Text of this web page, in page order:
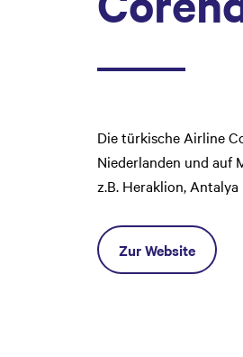
Die türkische Airline
Niederlanden und auf
z.B. Heraklion,
Zur Website